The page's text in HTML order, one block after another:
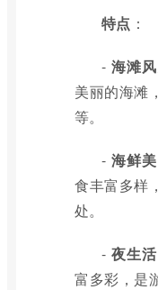
特点 ：
- 海滩
美丽的海滩
等。
- 海鲜
食丰富多样
处。
- 夜生活
富多彩，是